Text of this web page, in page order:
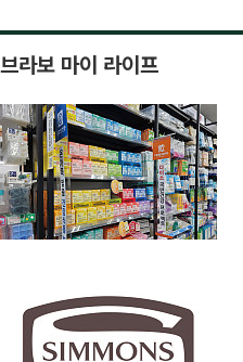
브라보 마이 라이프